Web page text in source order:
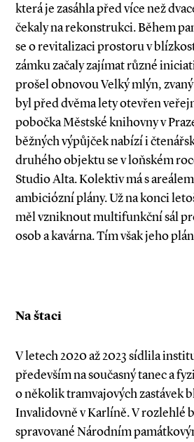
která je zasáhla před více než
čekaly na rekonstrukci. Během
se o revitalizaci prostoru v
zámku začaly zajímat různé
prošel obnovou Velký mlýn,
byl před dvěma lety otevřen
pobočka Městské knihovny v
běžných výpůjček nabízí i
druhého objektu se v loňském
Studio Alta. Kolektiv má s
ambiciózní plány. Už na konci
měl vzniknout multifunkční sál
osob a kavárna. Tím však jeho
Na štaci
V letech 2020 až 2023 sídlila
především na současný tanec a
o několik tramvajových zastávek
Invalidovně v Karlíně. V rozlehlé
spravované Národním